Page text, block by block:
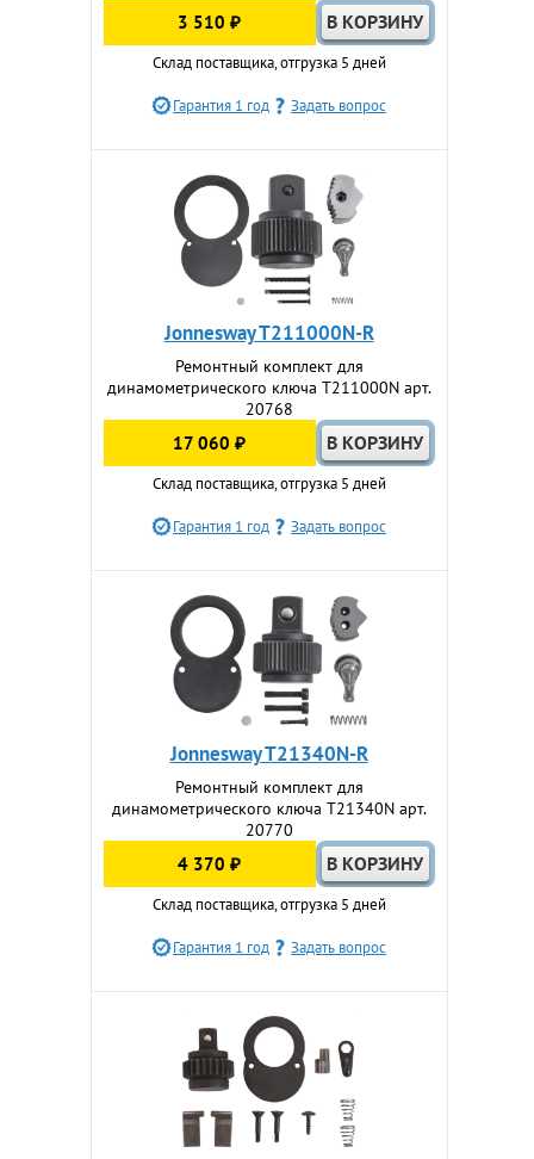
3 510 ₽
Склад поставщика, отгрузка 5 дней
Гарантия 1 год Задать вопрос
Jonnesway T211000N-R
Ремонтный комплект для
динамометрического ключа T211000N арт.
20768
17 060 ₽
Склад поставщика, отгрузка 5 дней
Гарантия 1 год Задать вопрос
Jonnesway T21340N-R
Ремонтный комплект для
динамометрического ключа T21340N арт.
20770
4 370 ₽
Склад поставщика, отгрузка 5 дней
Гарантия 1 год Задать вопрос